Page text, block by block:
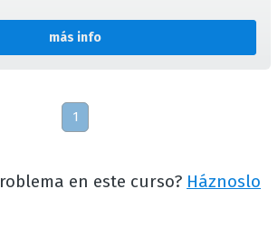
más info
1
en este curso? Háznoslo